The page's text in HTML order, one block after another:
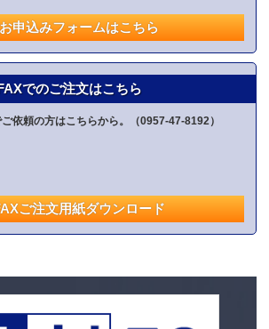
申込みフォームはこちら
でのご注文はこちら
依頼の方はこちらから。（0957-47-8192）
ご注文用紙ダウンロード